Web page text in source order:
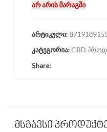
არ არის მარაგში
არტიკული:
კატეგორია: CBD
Share:
მსგავსი